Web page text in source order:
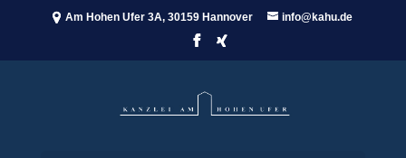
Am Hohen Ufer 3A, 30159 Hannover info@kahu.de